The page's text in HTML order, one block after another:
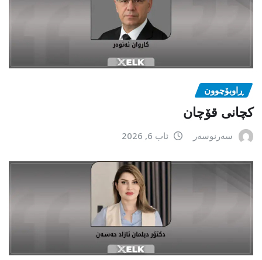
ڕاوبۆچوون
کچانی قۆچان
سەرنوسەر ئاب 6, 2026